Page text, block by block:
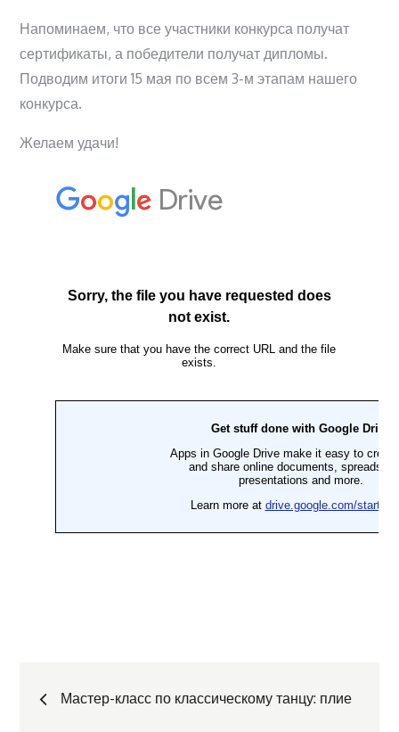
Напоминаем, что все участники конкурса получат
сертификаты, а победители получат дипломы.
Подводим итоги 15 мая по всем 3-м этапам нашего
конкурса.
Желаем удачи!
Навигация
Мастер-класс по классическому танцу: плие